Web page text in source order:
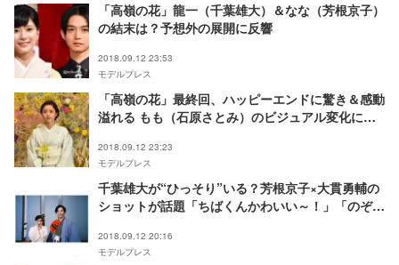
「高嶺の花」龍一（千葉雄大）＆なな（芳根京子）
の結末は？予想外の展開に反響
2018.09.12 23:53
モデルプレス
「高嶺の花」最終回、ハッピーエンドに驚き＆感動
溢れる もも（石原さとみ）のビジュアル変化にも
2018.09.12 23:23
モデルプレス
千葉雄大が“ひっそり”いる？芳根京子×大貫勇輔の
ショットが話題「ちばくんかわいい～！」「のぞい
2018.09.12 20:16
モデルプレス